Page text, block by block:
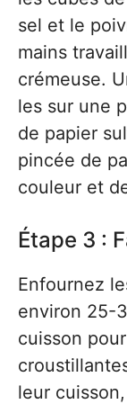
sel et le
mains
crémeuse.
les sur une
de papier
pincée de
couleur et
Étape 3 :
Enfournez
environ 25-
cuisson
leur